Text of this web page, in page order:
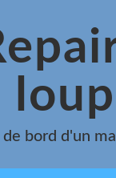
loup
de bord d'un